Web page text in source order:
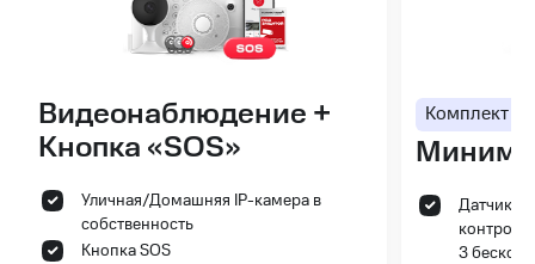
Видеонаблюдение +
Кнопка «SOS»
Уличная/Домашняя IP-камера в
собственность
Кнопка SOS
Комплект
Датчик
3